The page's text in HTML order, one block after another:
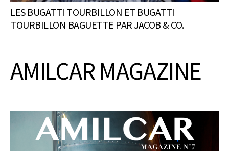
LES BUGATTI TOURBILLON ET BUGATTI
TOURBILLON BAGUETTE PAR JACOB & CO.
AMILCAR MAGAZINE